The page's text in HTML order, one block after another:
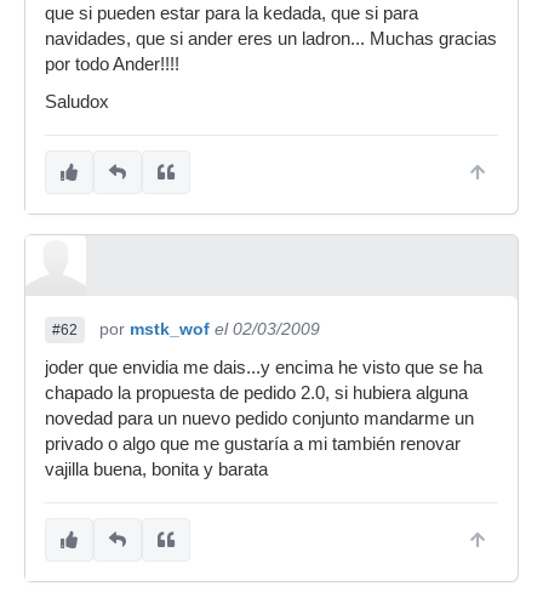
que si pueden estar para la kedada, que si para
navidades, que si ander eres un ladron... Muchas gracias
por todo Ander!!!!
Saludox
#62 por mstk_wof el 02/03/2009
joder que envidia me dais...y encima he visto que se ha
chapado la propuesta de pedido 2.0, si hubiera alguna
novedad para un nuevo pedido conjunto mandarme un
privado o algo que me gustaría a mi también renovar
vajilla buena, bonita y barata